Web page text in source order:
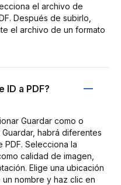
el archivo de
Después de subirlo,
el archivo de un formato
a PDF?
Guardar como o
habrá diferentes
Selecciona la
calidad de imagen,
Elige una ubicación
nombre y haz clic en